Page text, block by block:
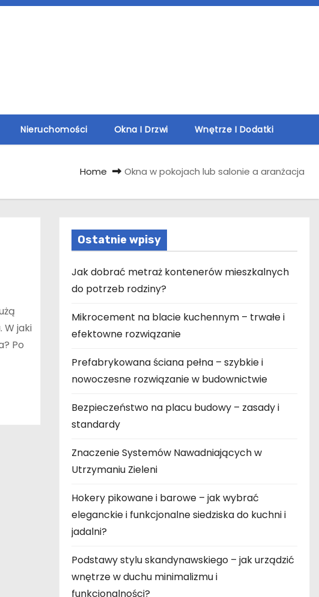
Nieruchomości Okna I Drzwi Wnętrze I Dodatki
Home Okna w pokojach lub salonie a aranżacja
W jaki
Po
Ostatnie wpisy
Jak dobrać metraż kontenerów mieszkalnych
do potrzeb rodziny?
Mikrocement na blacie kuchennym – trwałe i
efektowne rozwiązanie
Prefabrykowana ściana pełna – szybkie i
nowoczesne rozwiązanie w budownictwie
Bezpieczeństwo na placu budowy – zasady i
standardy
Znaczenie Systemów Nawadniających w
Utrzymaniu Zieleni
Hokery pikowane i barowe – jak wybrać
eleganckie i funkcjonalne siedziska do kuchni i
jadalni?
Podstawy stylu skandynawskiego – jak urządzić
wnętrze w duchu minimalizmu i
funkcjonalności?